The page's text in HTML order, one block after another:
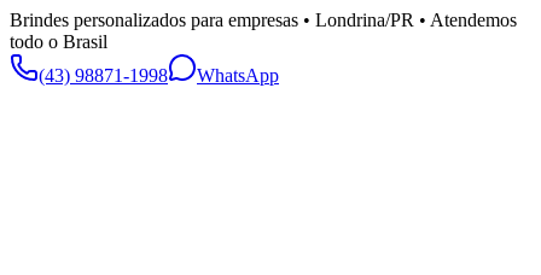
Brindes personalizados para empresas • Londrina/PR • Atendemos
todo o Brasil
(43) 98871-1998
WhatsApp